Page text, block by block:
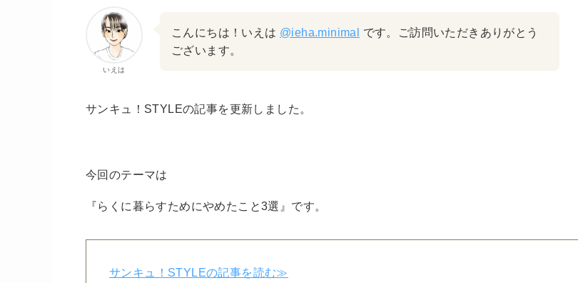
いえは
こんにちは！いえは @ieha.minimal
です。ご訪問いただきありがとう
ございます。
サンキュ！STYLEの記事を更新しました。
今回のテーマは
『らくに暮らすためにやめたこと3選』です。
サンキュ！STYLEの記事を読む≫